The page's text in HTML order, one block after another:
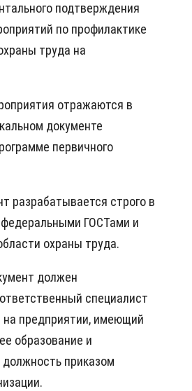
подтверждения
по профилактике
труда на
отражаются в
документе
первичного
разрабатывается строго в
ГОСТами и
охраны труда.
должен
специалист
на предприятии, имеющий
образование и
приказом